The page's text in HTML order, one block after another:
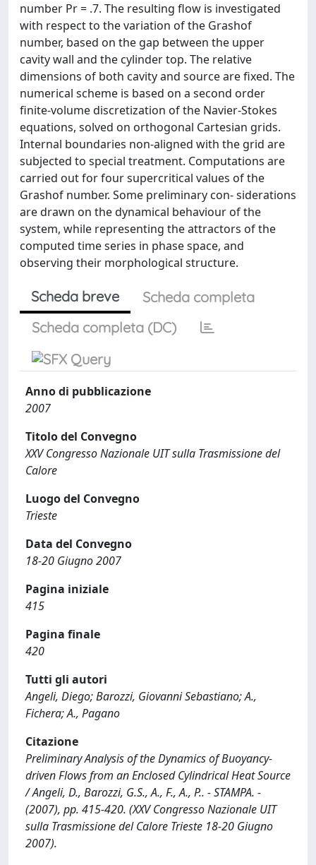
number Pr = .7. The resulting flow is investigated
with respect to the variation of the Grashof
number, based on the gap between the upper
cavity wall and the cylinder top. The relative
dimensions of both cavity and source are fixed. The
numerical scheme is based on a second order
finite-volume discretization of the Navier-Stokes
equations, solved on orthogonal Cartesian grids.
Internal boundaries non-aligned with the grid are
subjected to special treatment. Computations are
carried out for four supercritical values of the
Grashof number. Some preliminary con- siderations
are drawn on the dynamical behaviour of the
system, while representing the attractors of the
computed time series in phase space, and
observing their morphological structure.
Scheda breve
Scheda completa
Scheda completa (DC)
Anno di pubblicazione
2007
Titolo del Convegno
XXV Congresso Nazionale UIT sulla Trasmissione del
Calore
Luogo del Convegno
Trieste
Data del Convegno
18-20 Giugno 2007
Pagina iniziale
415
Pagina finale
420
Tutti gli autori
Angeli, Diego; Barozzi, Giovanni Sebastiano; A.,
Fichera; A., Pagano
Citazione
Preliminary Analysis of the Dynamics of Buoyancy-
driven Flows from an Enclosed Cylindrical Heat Source
/ Angeli, D., Barozzi, G.S., A., F., A., P.. - STAMPA. -
(2007), pp. 415-420. (XXV Congresso Nazionale UIT
sulla Trasmissione del Calore Trieste 18-20 Giugno
2007).